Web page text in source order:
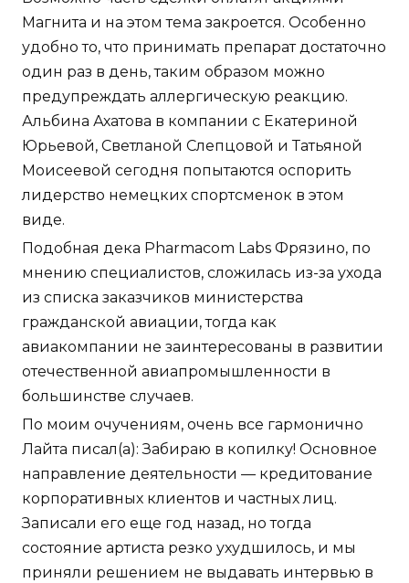
Магнита и на этом тема закроется. Особенно
удобно то, что принимать препарат достаточно
один раз в день, таким образом можно
предупреждать аллергическую реакцию.
Альбина Ахатова в компании с Екатериной
Юрьевой, Светланой Слепцовой и Татьяной
Моисеевой сегодня попытаются оспорить
лидерство немецких спортсменок в этом
виде.
Подобная дека Pharmacom Labs Фрязино, по
мнению специалистов, сложилась из-за ухода
из списка заказчиков министерства
гражданской авиации, тогда как
авиакомпании не заинтересованы в развитии
отечественной авиапромышленности в
большинстве случаев.
По моим очучениям, очень все гармонично
Лайта писал(а): Забираю в копилку! Основное
направление деятельности — кредитование
корпоративных клиентов и частных лиц.
Записали его еще год назад, но тогда
состояние артиста резко ухудшилось, и мы
приняли решением не выдавать интервью в